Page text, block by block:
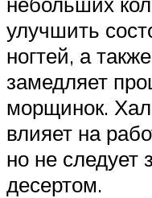
улучшить
ногтей, а
замедляет
морщинок.
влияет на
но не следует
десертом.